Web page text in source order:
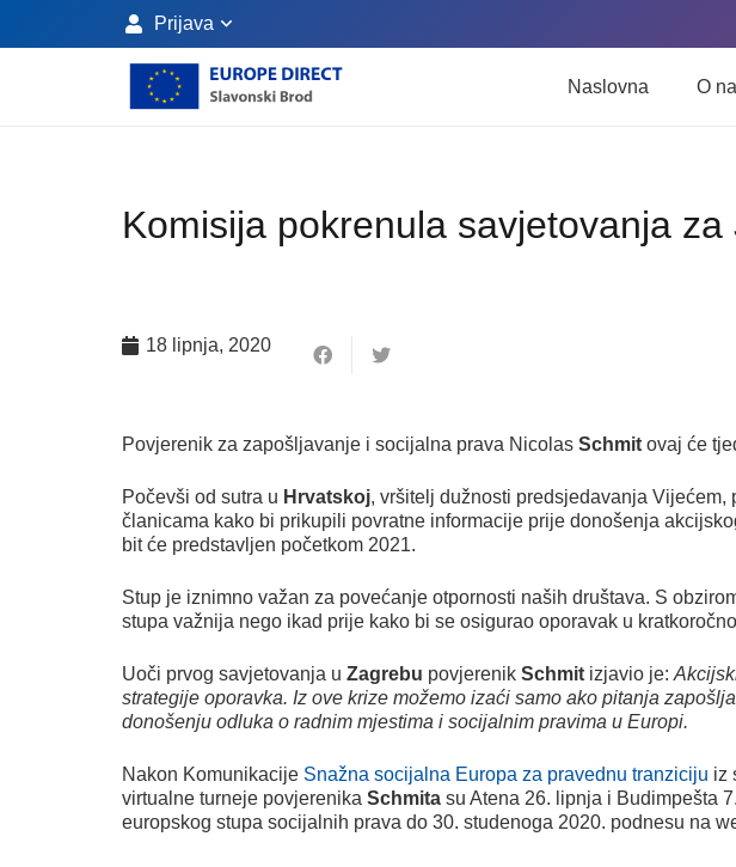
Prijava
Naslovna O
Komisija pokrenula savjetovanja
18 lipnja, 2020
Povjerenik za zapošljavanje i socijalna prava Nicolas Schmit ovaj će
Počevši od sutra u Hrvatskoj, vršitelj dužnosti predsjedavanja
članicama kako bi prikupili povratne informacije prije donošenja
bit će predstavljen početkom 2021.
Stup je iznimno važan za povećanje otpornosti naših društava. S
stupa važnija nego ikad prije kako bi se osigurao oporavak u
Uoči prvog savjetovanja u Zagrebu povjerenik Schmit izjavio je:
strategije oporavka. Iz ove krize možemo izaći samo ako pitanja
donošenju odluka o radnim mjestima i socijalnim pravima u Europi.
Nakon Komunikacije Snažna socijalna Europa za pravednu tranziciju iz
virtualne turneje povjerenika Schmita su Atena 26. lipnja i Budimpešta
europskog stupa socijalnih prava do 30. studenoga 2020. podnesu na